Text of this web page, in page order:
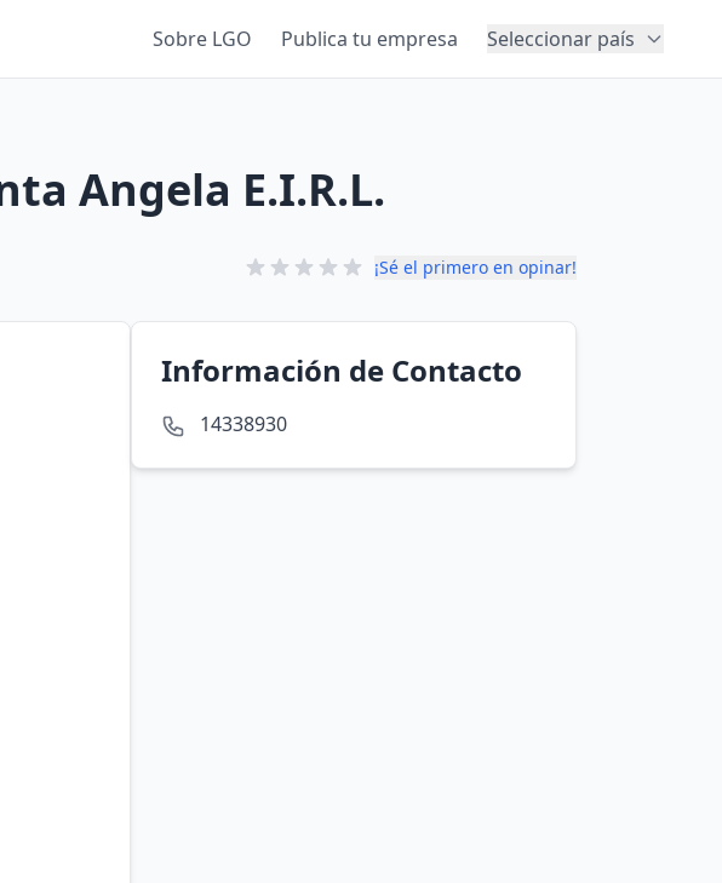
Sobre LGO Publica tu empresa Seleccionar país
Angela E.I.R.L.
¡Sé el primero en opinar!
Información de Contacto
14338930